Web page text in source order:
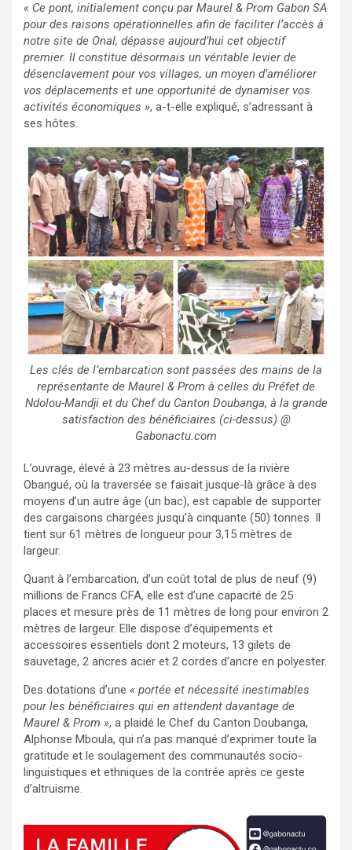
« Ce pont, initialement conçu par Maurel & Prom Gabon SA
pour des raisons opérationnelles afin de faciliter l’accès à
notre site de Onal, dépasse aujourd’hui cet objectif
premier. Il constitue désormais un véritable levier de
désenclavement pour vos villages, un moyen d’améliorer
vos déplacements et une opportunité de dynamiser vos
activités économiques », a-t-elle expliqué, s’adressant à
ses hôtes.
Les clés de l’embarcation sont passées des mains de la
représentante de Maurel & Prom à celles du Préfet de
Ndolou-Mandji et du Chef du Canton Doubanga, à la grande
satisfaction des bénéficiaires (ci-dessus) @
Gabonactu.com
L’ouvrage, élevé à 23 mètres au-dessus de la rivière
Obangué, où la traversée se faisait jusque-là grâce à des
moyens d’un autre âge (un bac), est capable de supporter
des cargaisons chargées jusqu’à cinquante (50) tonnes. Il
tient sur 61 mètres de longueur pour 3,15 mètres de
largeur.
Quant à l’embarcation, d’un coût total de plus de neuf (9)
millions de Francs CFA, elle est d’une capacité de 25
places et mesure près de 11 mètres de long pour environ 2
mètres de largeur. Elle dispose d’équipements et
accessoires essentiels dont 2 moteurs, 13 gilets de
sauvetage, 2 ancres acier et 2 cordes d’ancre en polyester.
Des dotations d’une « portée et nécessité inestimables
pour les bénéficiaires qui en attendent davantage de
Maurel & Prom », a plaidé le Chef du Canton Doubanga,
Alphonse Mboula, qui n’a pas manqué d’exprimer toute la
gratitude et le soulagement des communautés socio-
linguistiques et ethniques de la contrée après ce geste
d’altruisme.